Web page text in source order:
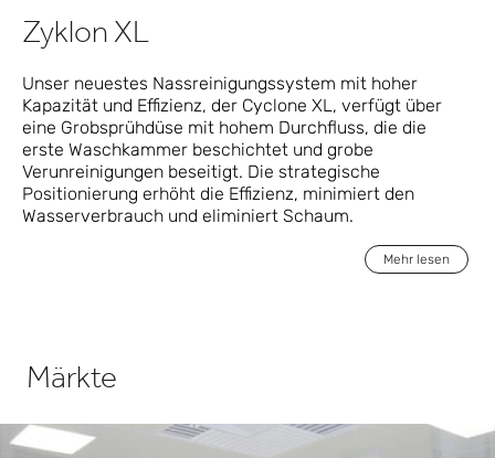
Zyklon XL
Unser neuestes Nassreinigungssystem mit hoher
Kapazität und Effizienz, der Cyclone XL, verfügt über
eine Grobsprühdüse mit hohem Durchfluss, die die
erste Waschkammer beschichtet und grobe
Verunreinigungen beseitigt. Die strategische
Positionierung erhöht die Effizienz, minimiert den
Wasserverbrauch und eliminiert Schaum.
Mehr lesen
Märkte